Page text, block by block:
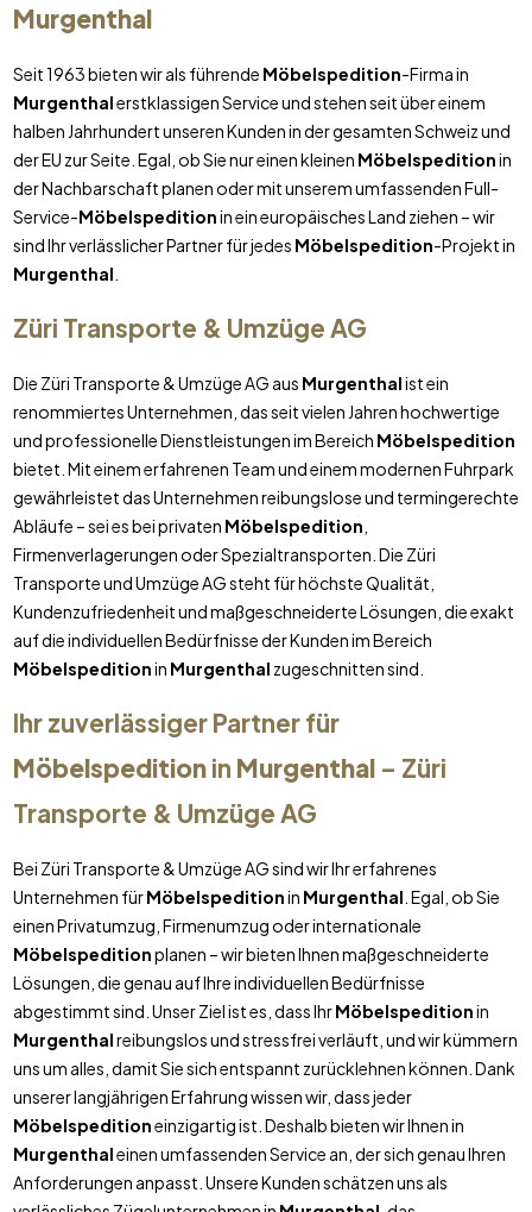
Murgenthal
Seit 1963 bieten wir als führende Möbelspedition-Firma in
Murgenthalerstklassigen Service und stehen seit über einem
halben Jahrhundert unseren Kunden in der gesamten Schweiz und
der EU zur Seite. Egal, ob Sie nur einen kleinen Möbelspeditionin
der Nachbarschaft planen oder mit unserem umfassenden Full-
Service-Möbelspeditionin ein europäisches Land ziehen – wir
sind Ihr verlässlicher Partner für jedes Möbelspedition-Projekt in
Murgenthal
Züri Transporte & Umzüge AG
Die Züri Transporte & Umzüge AG aus Murgenthalist ein
renommiertes Unternehmen, das seit vielen Jahren hochwertige
und professionelle Dienstleistungen im Bereich Möbelspedition
bietet. Mit einem erfahrenen Team und einem modernen Fuhrpark
gewährleistet das Unternehmen reibungslose und termingerechte
Abläufe – sei es bei privaten Möbelspedition
Firmenverlagerungen oder Spezialtransporten. Die Züri
Transporte und Umzüge AG steht für höchste Qualität,
Kundenzufriedenheit und maßgeschneiderte Lösungen, die exakt
auf die individuellen Bedürfnisse der Kunden im Bereich
Möbelspeditionin Murgenthal zugeschnitten sind.
Ihr zuverlässiger Partner für
Möbelspeditionin Murgenthal– Züri
Transporte & Umzüge AG
Bei Züri Transporte & Umzüge AG sind wir Ihr erfahrenes
Unternehmen fürMöbelspeditionin Murgenthal . Egal, ob Sie
einen Privatumzug, Firmenumzug oder internationale
Möbelspeditionplanen – wir bieten Ihnen maßgeschneiderte
Lösungen, die genau auf Ihre individuellen Bedürfnisse
abgestimmt sind. Unser Ziel ist es, dass IhrMöbelspeditionin
Murgenthalreibungslos und stressfrei verläuft, und wir kümmern
uns um alles, damit Sie sich entspannt zurücklehnen können. Dank
unserer langjährigen Erfahrung wissen wir, dass jeder
Möbelspeditioneinzigartig ist. Deshalb bieten wir Ihnen in
Murgenthaleinen umfassenden Service an, der sich genau Ihren
Anforderungen anpasst. Unsere Kunden schätzen uns als